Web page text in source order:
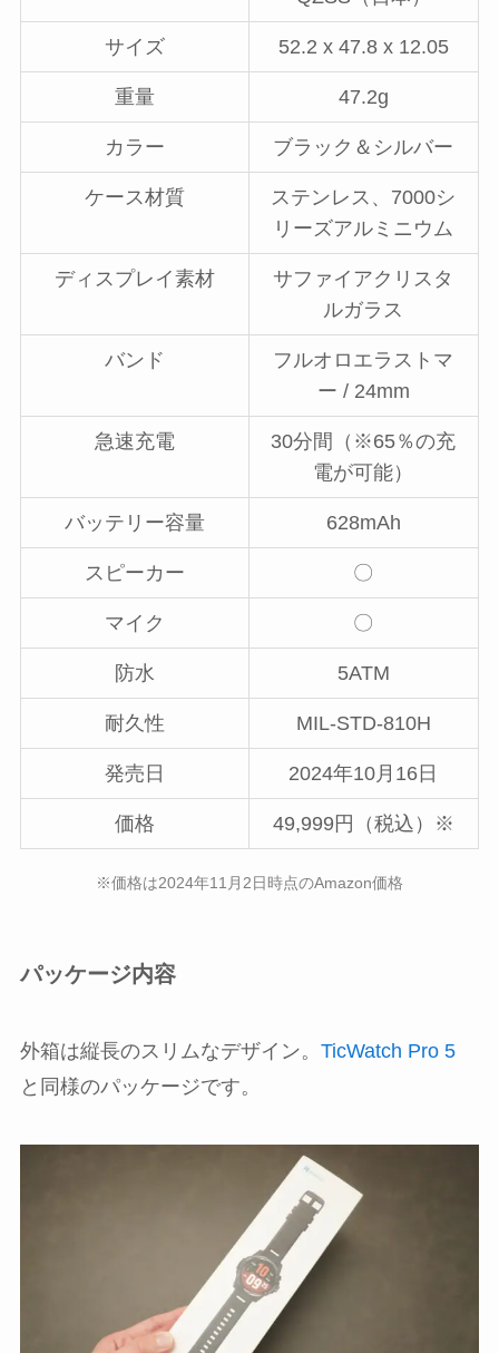
サイズ 52.2 x 47.8 x 12.05
重量 47.2g
カラー ブラック＆シルバー
ケース材質
ステンレス、7000シ
リーズアルミニウム
ディスプレイ素材
サファイアクリスタ
ルガラス
バンド
フルオロエラストマ
ー / 24mm
急速充電
30分間（※65％の充
電が可能）
バッテリー容量 628mAh
スピーカー 〇
マイク 〇
防水 5ATM
耐久性 MIL-STD-810H
発売日 2024年10月16日
価格 49,999円（税込）※
※価格は2024年11月2日時点のAmazon価格
パッケージ内容
外箱は縦長のスリムなデザイン。 TicWatch Pro 5
と同様のパッケージです。